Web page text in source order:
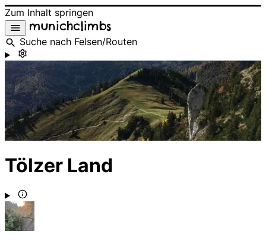
Zum Inhalt springen
munichclimbs
Suche nach Felsen/Routen
Tölzer Land